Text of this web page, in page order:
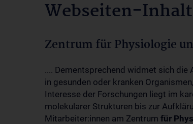
Webseiten-
Zentrum für Physiologie
.... Dementsprechend widmet sich die
in gesunden oder kranken
Interesse der Forschungen liegt im
molekularer Strukturen bis zur
Mitarbeiter:innen am Zentrum für